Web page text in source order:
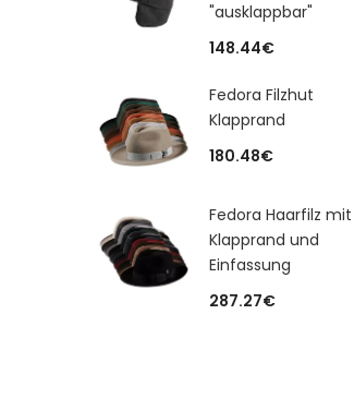
"ausklappbar"
148.44€
Fedora Filzhut
Klapprand
180.48€
Fedora Haarfilz mit
Klapprand und
Einfassung
287.27€